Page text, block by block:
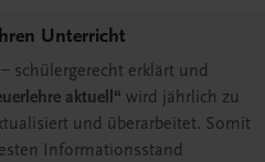
Unterricht
schülergerecht erklärt und
aktuell“ wird jährlich zu
und überarbeitet. Somit
Informationsstand